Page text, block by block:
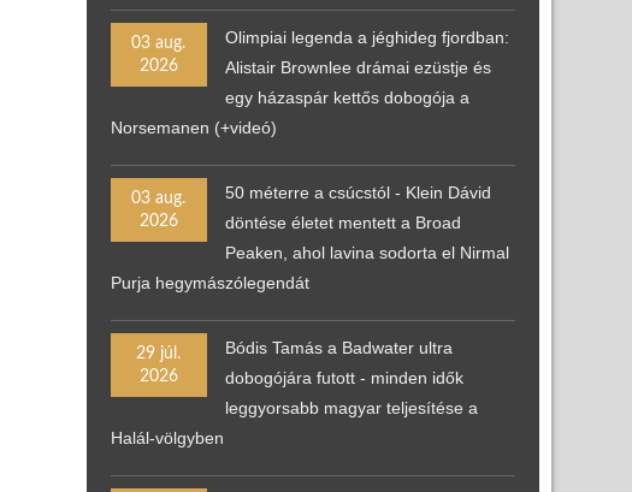
03 aug.
2026
Olimpiai legenda a jéghideg fjordban:
Alistair Brownlee drámai ezüstje és
egy házaspár kettős dobogója a
Norsemanen (+videó)
03 aug.
2026
50 méterre a csúcstól - Klein Dávid
döntése életet mentett a Broad
Peaken, ahol lavina sodorta el Nirmal
Purja hegymászólegendát
29 júl.
2026
Bódis Tamás a Badwater ultra
dobogójára futott - minden idők
leggyorsabb magyar teljesítése a
Halál-völgyben